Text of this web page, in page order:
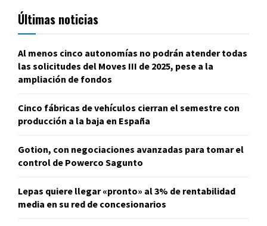
Últimas noticias
Al menos cinco autonomías no podrán atender todas
las solicitudes del Moves III de 2025, pese a la
ampliación de fondos
Cinco fábricas de vehículos cierran el semestre con
producción a la baja en España
Gotion, con negociaciones avanzadas para tomar el
control de Powerco Sagunto
Lepas quiere llegar «pronto» al 3% de rentabilidad
media en su red de concesionarios